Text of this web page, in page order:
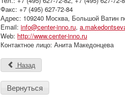
Факс: +7 (495) 627-72-84
Адрес: 109240 Москва, Большой Ватин
Email: info@center-inno.ru,
Web: http://www.center-inno.ru
Контактное лицо: Анита Македонцева
Назад
Вернуться